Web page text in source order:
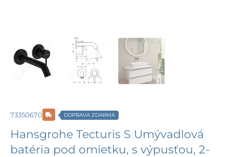
73350670 DOPRAVA ZDARMA
Hansgrohe Tecturis S Umývadlová
batéria pod omietku, s výpusťou, 2-